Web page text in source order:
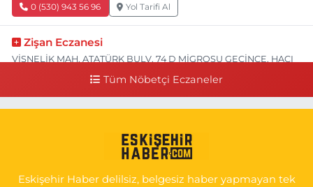
0 (530) 943 56 96 Yol Tarifi Al
Zişan Eczanesi
VİŞNELİK MAH. ATATÜRK BULV. 74 D MİGROSU GEÇİNCE, HACI
KIRMIZITOPRAK MAH.ERCAN SOK. NO:14 C ESKİ HAVA
HASTANESİ POLİKLİNİK KAPISI KARŞISI
0 (222) 240 55 11 Yol Tarifi Al
Tüm Nöbetçi Eczaneler
Eskişehir Haber delilsiz, belgesiz haber yapmayan tek